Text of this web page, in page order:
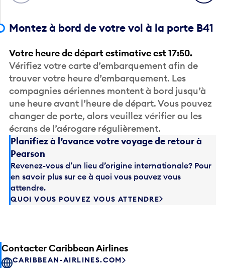
Montez à bord de votre vol à la porte B41
Votre heure de départ estimative est 17:50.
Vérifiez votre carte d’embarquement afin de
trouver votre heure d’embarquement. Les
compagnies aériennes montent à bord jusqu’à
une heure avant l’heure de départ. Vous pouvez
changer de porte, alors veuillez vérifier ou les
écrans de l’aérogare régulièrement.
Planifiez à l’avance votre voyage de retour à
Pearson
Revenez-vous d’un lieu d’origine internationale? Pour
en savoir plus sur ce à quoi vous pouvez vous
attendre.
QUOI VOUS POUVEZ VOUS ATTENDRE
Contacter Caribbean Airlines
CARIBBEAN-AIRLINES.COM